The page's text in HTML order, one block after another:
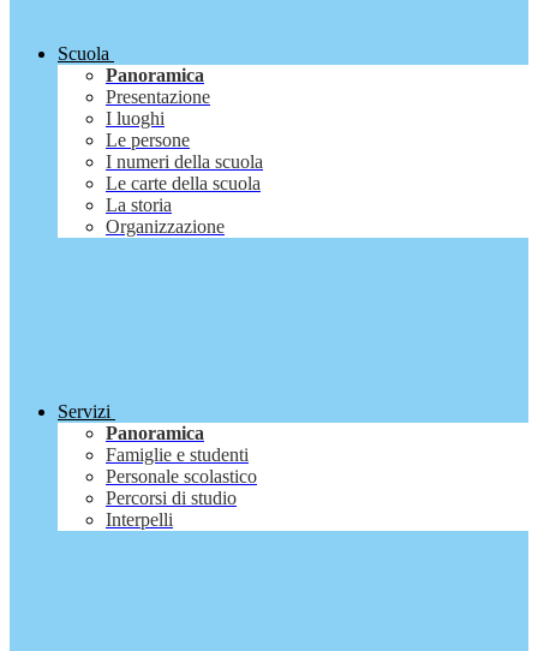
Scuola
Panoramica
Presentazione
I luoghi
Le persone
I numeri della scuola
Le carte della scuola
La storia
Organizzazione
Servizi
Panoramica
Famiglie e studenti
Personale scolastico
Percorsi di studio
Interpelli